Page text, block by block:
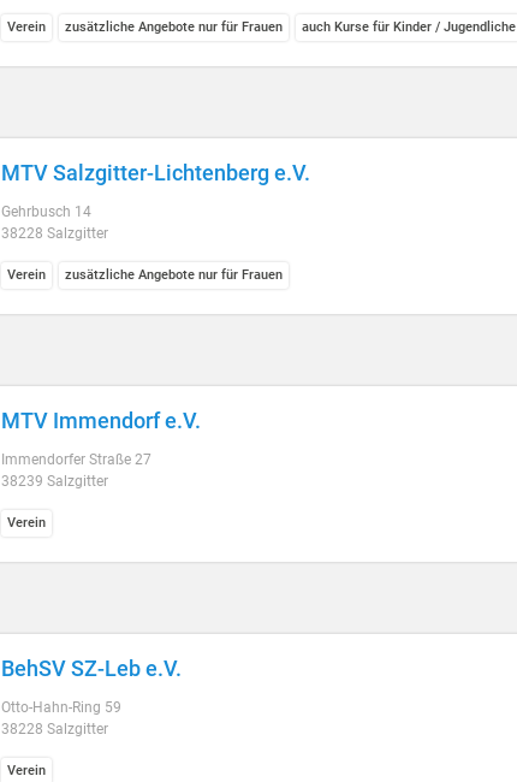
Verein zusätzliche Angebote nur für Frauen auch Kurse für Kinder / Jugendliche
MTV Salzgitter-Lichtenberg e.V.
Gehrbusch 14
38228 Salzgitter
Verein zusätzliche Angebote nur für Frauen
MTV Immendorf e.V.
Immendorfer Straße 27
38239 Salzgitter
Verein
BehSV SZ-Leb e.V.
Otto-Hahn-Ring 59
38228 Salzgitter
Verein